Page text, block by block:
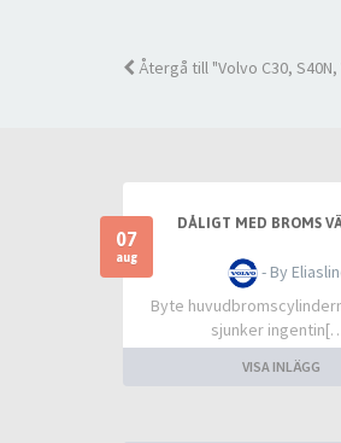
Återgå till "Volvo C30, S40N,
07
aug
DÅLIGT MED BROMS
- By
Byte
sjunker
VISA INLÄGG